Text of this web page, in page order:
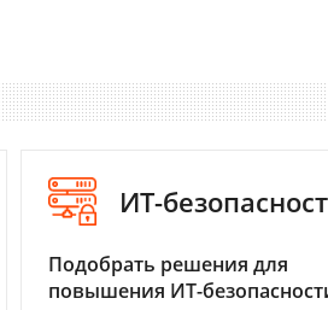
ИТ-
Подобрать решения для
повышения ИТ-